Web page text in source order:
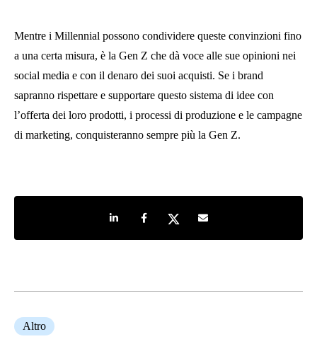
Mentre i Millennial possono condividere queste convinzioni fino
a una certa misura, è la Gen Z che dà voce alle sue opinioni nei
social media e con il denaro dei suoi acquisti. Se i brand
sapranno rispettare e supportare questo sistema di idee con
l’offerta dei loro prodotti, i processi di produzione e le campagne
di marketing, conquisteranno sempre più la Gen Z.
Share on LinkedIn
Share on Facebook
Share on TwitterShare by e-mail
Altro